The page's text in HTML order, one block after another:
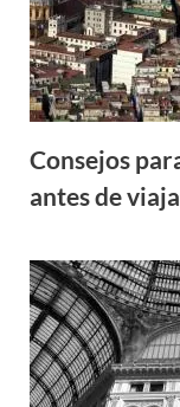
Consejos
antes de